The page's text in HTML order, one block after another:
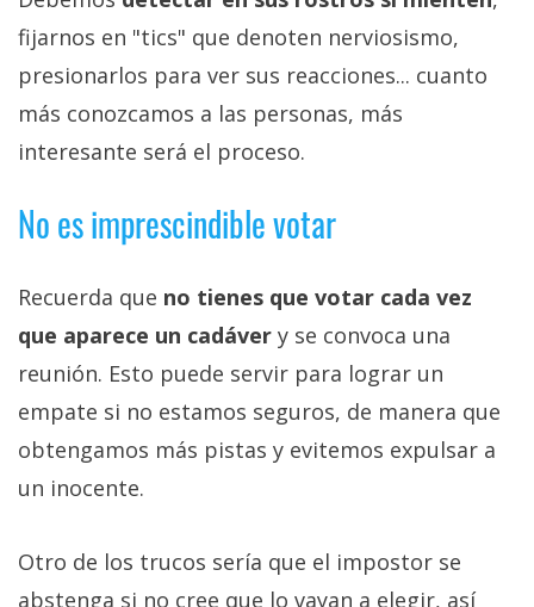
fijarnos en "tics" que denoten nerviosismo,
presionarlos para ver sus reacciones... cuanto
más conozcamos a las personas, más
interesante será el proceso.
No es imprescindible votar
Recuerda que no tienes que votar cada vez
que aparece un cadáver y se convoca una
reunión. Esto puede servir para lograr un
empate si no estamos seguros, de manera que
obtengamos más pistas y evitemos expulsar a
un inocente.
Otro de los trucos sería que el impostor se
abstenga si no cree que lo vayan a elegir, así